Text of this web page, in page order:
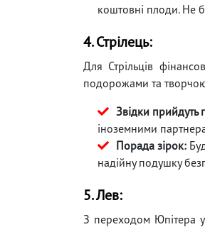
коштовні плоди. Не
4. Стрілець:
Для Стрільців
подорожами та
Звідки прийдуть
іноземними
Порада зірок:
надійну подушку
5. Лев:
З переходом Юпітера у